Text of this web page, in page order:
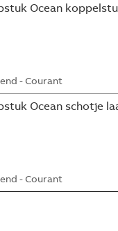
Ocean
- Courant
Ocean schotje
- Courant